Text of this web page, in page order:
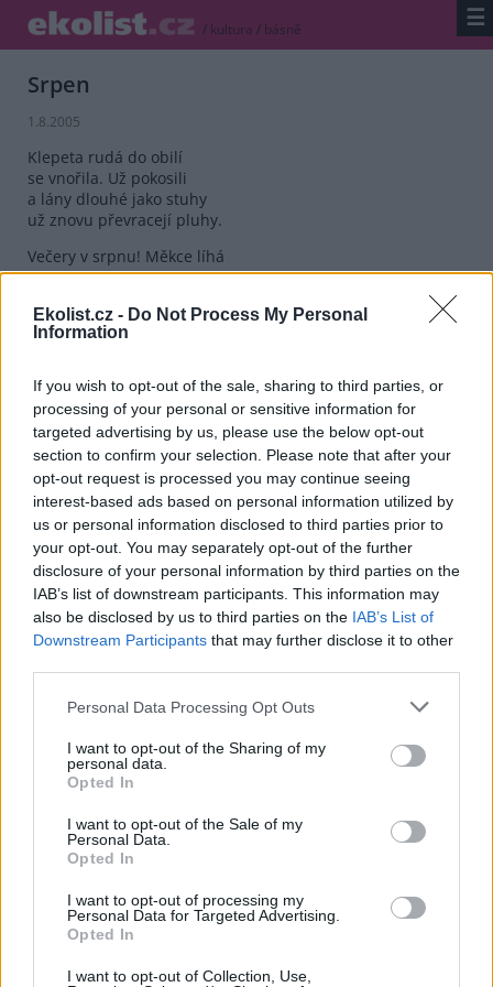
Ekolist.cz - Do Not Process My Personal
Information
If you wish to opt-out of the sale, sharing to third parties, or
processing of your personal or sensitive information for
targeted advertising by us, please use the below opt-out
section to confirm your selection. Please note that after your
opt-out request is processed you may continue seeing
interest-based ads based on personal information utilized by
us or personal information disclosed to third parties prior to
your opt-out. You may separately opt-out of the further
disclosure of your personal information by third parties on the
IAB’s list of downstream participants. This information may
also be disclosed by us to third parties on the IAB’s List of
Downstream Participants that may further disclose it to other
Personal Data Processing Opt Outs
I want to opt-out of the Sharing of my
personal data.
Opted In
I want to opt-out of the Sale of my
Personal Data.
Opted In
I want to opt-out of processing my
Personal Data for Targeted Advertising.
Opted In
I want to opt-out of Collection, Use,
/ kultura / básně ☰
Srpen
1.8.2005
Klepeta rudá do obilí
se vnořila. Už pokosili
a lány dlouhé jako stuhy
už znovu převracejí pluhy.
Večery v srpnu! Měkce líhá
se do trav suchých pod jabloní.
a za stromem už podzim číhá,
zadrh ti smyčku z pavučiny.
reklama
Jaroslav Seifert
tisknout poslat
reklama
Online diskuse
Redakce Ekolistu vítá čtenářské názory, komentáře a postřehy. Tím,
že zde publikujete svůj příspěvek, se ale zároveň zavazujete
dodržovat pravidla diskuse
vyhrazuje právo smazat diskusní příspěvěk
DO DISKUZE SE MŮŽETE ZAPOJIT PO PŘIHLÁŠENÍ
Heslo